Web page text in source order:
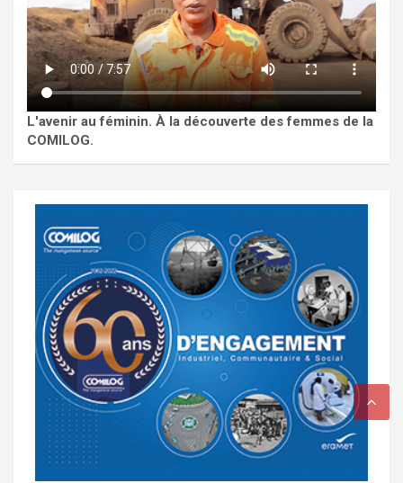
L'avenir au féminin. À la découverte des femmes de la
COMILOG.